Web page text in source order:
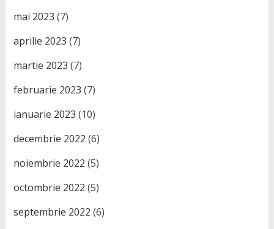
mai 2023 (7)
aprilie 2023 (7)
martie 2023 (7)
februarie 2023 (7)
ianuarie 2023 (10)
decembrie 2022 (6)
noiembrie 2022 (5)
octombrie 2022 (5)
septembrie 2022 (6)